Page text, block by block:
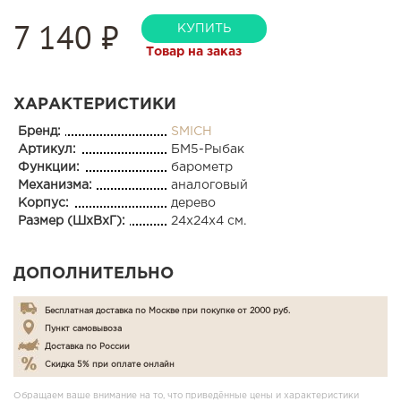
7 140 ₽ КУПИТЬ
Товар на заказ
ХАРАКТЕРИСТИКИ
Бренд:
SMICH
Артикул:
БМ5-Рыбак
Функции:
барометр
Механизма:
аналоговый
Корпус:
дерево
Размер (ШхВхГ):
24x24x4 см.
ДОПОЛНИТЕЛЬНО
Бесплатная доставка по Москве при покупке от 2000 руб.
Пункт самовывоза
Доставка по России
Скидка 5% при оплате онлайн
Обращаем ваше внимание на то, что приведённые цены и характеристики